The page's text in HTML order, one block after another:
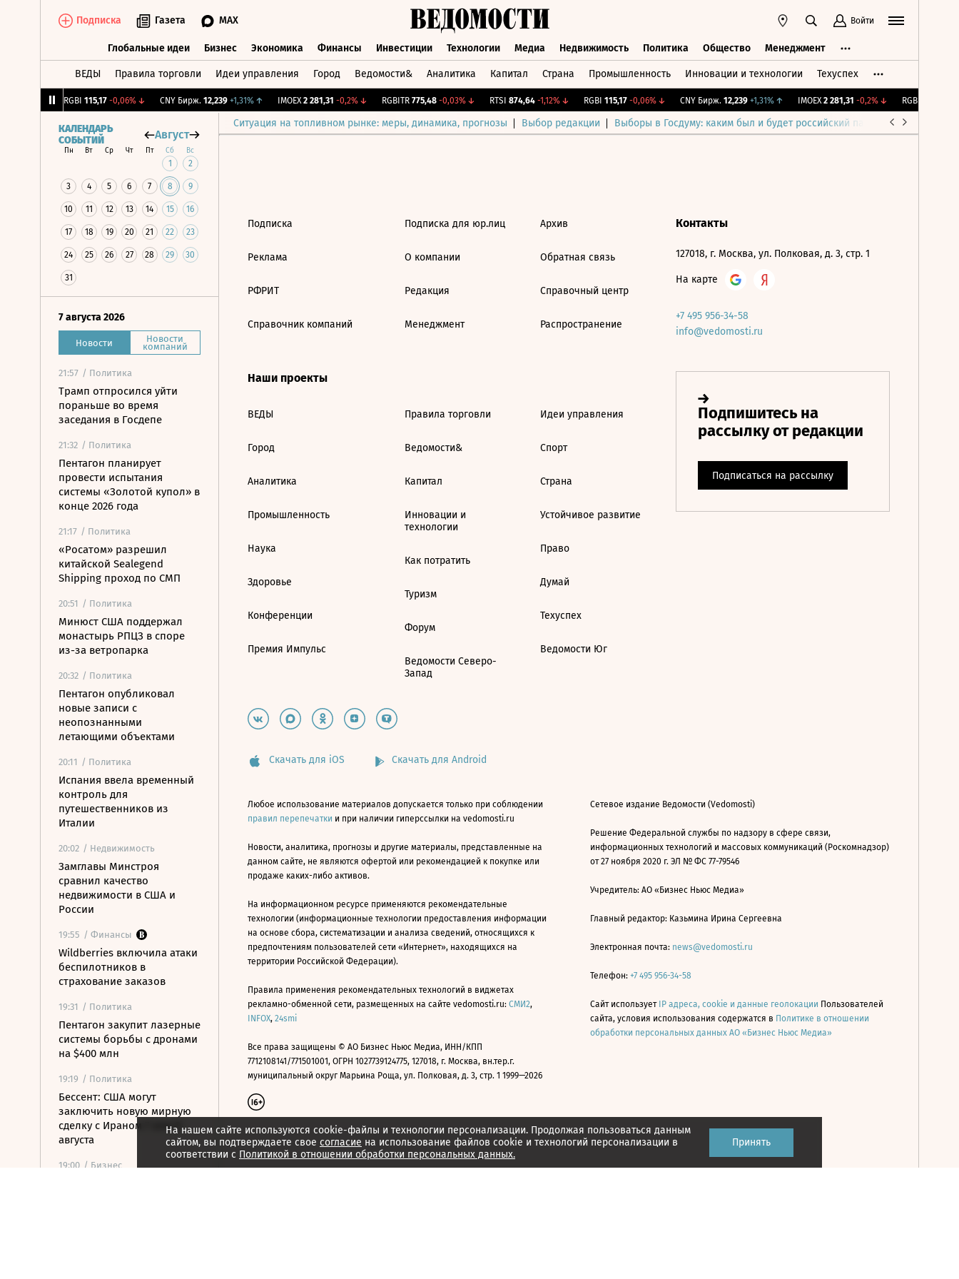
Подписка Газета MAX Войти
Глобальные идеи Бизнес Экономика Финансы Инвестиции Технологии Медиа Недвижимость Политика Общество Менеджмент
ВЕДЫ Правила торговли Идеи управления Город Ведомости& Аналитика Капитал Страна Промышленность Инновации и технологии Техуспех
RGBI 115,17 -0,06%↓ CNY Бирж. 12,239 +1,31%↑ IMOEX 2 281,31 -0,2%↓ RGBITR 775,48 -0,03%↓ RTSI 874,64 -1,12%↓ RGBI 115,17 -0,06%↓ CNY Бирж. 12,239 +1,31%↑ IMOEX 2 281,31 -0,2%↓ RGBITR
Ситуация на топливном рынке: меры, динамика, прогнозы Выбор редакции Выборы в Госдуму: каким был и будет российский парламент
КАЛЕНДАРЬ
СОБЫТИЙ
Август
Пн Вт Ср Чт Пт Сб Вс
1 2
3 4 5 6 7 8 9
10 11 12 13 14 15 16
17 18 19 20 21 22 23
24 25 26 27 28 29 30
31
7 августа 2026
Новости Новости
компаний
21:57 / Политика
Трамп отпросился уйти
пораньше во время
заседания в Госдепе
21:32 / Политика
Пентагон планирует
провести испытания
системы «Золотой купол» в
конце 2026 года
21:17 / Политика
«Росатом» разрешил
китайской Sealegend
Shipping проход по СМП
20:51 / Политика
Минюст США поддержал
монастырь РПЦЗ в споре
из-за ветропарка
20:32 / Политика
Пентагон опубликовал
новые записи с
неопознанными
летающими объектами
20:11 / Политика
Испания ввела временный
контроль для
путешественников из
Италии
20:02 / Недвижимость
Замглавы Минстроя
сравнил качество
недвижимости в США и
России
19:55 / Финансы
Wildberries включила атаки
беспилотников в
страхование заказов
19:31 / Политика
Пентагон закупит лазерные
системы борьбы с дронами
на $400 млн
19:19 / Политика
Бессент: США могут
заключить новую мирную
сделку с Ираном 7 или 8
августа
19:00 / Бизнес
На нашем сайте используются cookie-файлы и технологии персонализации. Продолжая пользоваться данным
сайтом, вы подтверждаете свое согласие на использование файлов cookie и технологий персонализации в
соответствии с Политикой в отношении обработки персональных данных.
Принять
Подписка
Реклама
РФРИТ
Справочник компаний
Подписка для юр.лиц
О компании
Редакция
Менеджмент
Архив
Обратная связь
Справочный центр
Распространение
Наши проекты
ВЕДЫ
Город
Аналитика
Промышленность
Наука
Здоровье
Конференции
Премия Импульс
Правила торговли
Ведомости&
Капитал
Инновации и
технологии
Как потратить
Туризм
Форум
Ведомости Северо-
Запад
Идеи управления
Спорт
Страна
Устойчивое развитие
Право
Думай
Техуспех
Ведомости Юг
Контакты
127018, г. Москва, ул. Полковая, д. 3, стр. 1
На карте
+7 495 956-34-58
info@vedomosti.ru
Скачать для iOS Скачать для Android
Любое использование материалов допускается только при соблюдении
правил перепечатки и при наличии гиперссылки на vedomosti.ru
Новости, аналитика, прогнозы и другие материалы, представленные на
данном сайте, не являются офертой или рекомендацией к покупке или
продаже каких-либо активов.
На информационном ресурсе применяются рекомендательные
технологии (информационные технологии предоставления информации
на основе сбора, систематизации и анализа сведений, относящихся к
предпочтениям пользователей сети «Интернет», находящихся на
территории Российской Федерации).
Правила применения рекомендательных технологий в виджетах
рекламно-обменной сети, размещенных на сайте vedomosti.ru: СМИ2,
INFOX, 24smi
Все права защищены © АО Бизнес Ньюс Медиа, ИНН/КПП
7712108141/771501001, ОГРН 1027739124775, 127018, г. Москва, вн.тер.г.
муниципальный округ Марьина Роща, ул. Полковая, д. 3, стр. 1 1999—2026
Сетевое издание Ведомости (Vedomosti)
Решение Федеральной службы по надзору в сфере связи,
информационных технологий и массовых коммуникаций (Роскомнадзор)
от 27 ноября 2020 г. ЭЛ № ФС 77-79546
Учредитель: АО «Бизнес Ньюс Медиа»
Главный редактор: Казьмина Ирина Сергеевна
Электронная почта: news@vedomosti.ru
Телефон: +7 495 956-34-58
Сайт использует IP адреса, cookie и данные геолокации Пользователей
сайта, условия использования содержатся в Политике в отношении
обработки персональных данных АО «Бизнес Ньюс Медиа»